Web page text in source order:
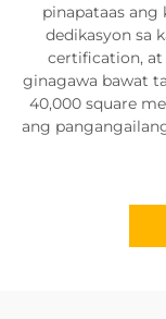
pinapataas ang
dedikasyon sa
certification, at
ginagawa bawat
40,000 square
ang